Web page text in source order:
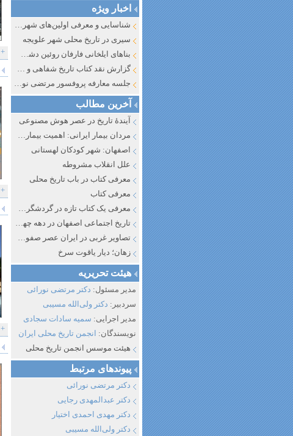
اخبار ویژه
شناسایی و معرفی اولین‌های شهر مشهد
سیری در تاریخ محلی شهر علویجه
بناهای ایلخانی فارفان روئین دشت اصفهان
گزارش نقد کتاب تاریخ شفاهی و جایگاه آن در تاریخ نگاری معاصر ایران ۱۳۸۵-۱۳۵۸
جلسه معارفه پروفسور مرتضی نورائی در دپارتمان شرق‌شناسی دانشگاه صوفیا، بلغارستان
آخرین مطالب
آیندهٔ تاریخ در عصر هوش مصنوعی
مردان بیمار ایرانی: اهمیت بیماری به عنوان عاملی در تفسیر تاریخ سیاسی ایران جدید
اصفهان: شهر کودکان لهستانی
علل انقلاب مشروطه
معرفی کتاب در باب تاریخ محلی
معرفی کتاب
معرفی یک کتاب تازه در گردشگری اصفهان
تاریخ اجتماعی اصفهان در دهه چهل و پنجاه از نگاه طنز نوروز جمشاد
تصاویر غربی در ایران عصر صفوی و قاجار
زهان؛ دیار یاقوت سرخ
هیئت تحریریه
مدیر مسئول: دکتر مرتضی نورائی
سردبیر: دکتر ولی‌الله مسیبی
مدیر اجرایی: سمیه سادات سجادی
نویسندگان: انجمن تاریخ محلی ایران
هیئت موسس انجمن تاریخ محلی
پیوند‌های مرتبط
دکتر مرتضی نورائی
دکتر عبدالمهدی رجایی
دکتر مهدی احمدی اختیار
دکتر ولی‌الله مسیبی
+
+
+